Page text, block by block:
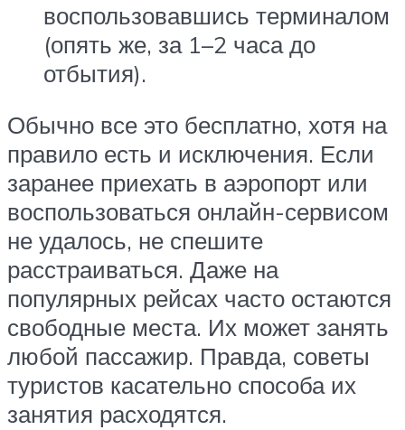
воспользовавшись терминалом
(опять же, за 1–2 часа до
отбытия).
Обычно все это бесплатно, хотя на
правило есть и исключения. Если
заранее приехать в аэропорт или
воспользоваться онлайн-сервисом
не удалось, не спешите
расстраиваться. Даже на
популярных рейсах часто остаются
свободные места. Их может занять
любой пассажир. Правда, советы
туристов касательно способа их
занятия расходятся.